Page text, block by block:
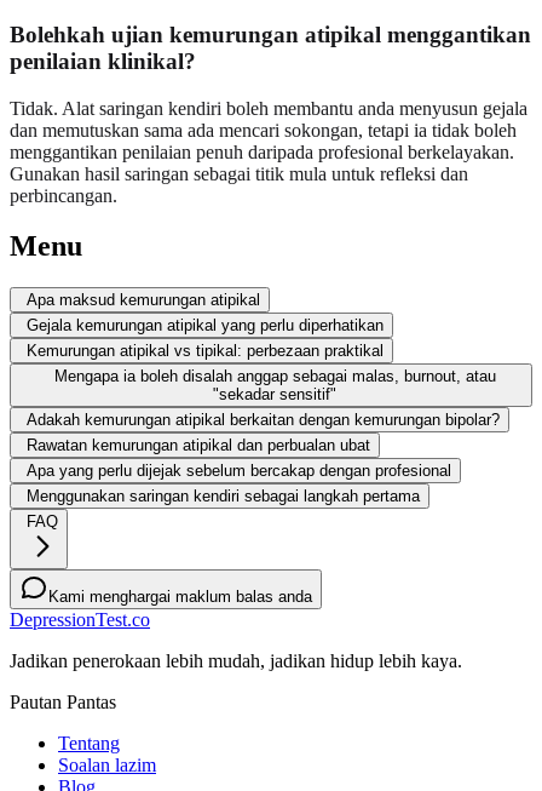
Bolehkah ujian kemurungan atipikal menggantikan
penilaian klinikal?
Tidak. Alat saringan kendiri boleh membantu anda menyusun gejala
dan memutuskan sama ada mencari sokongan, tetapi ia tidak boleh
menggantikan penilaian penuh daripada profesional berkelayakan.
Gunakan hasil saringan sebagai titik mula untuk refleksi dan
perbincangan.
Menu
Apa maksud kemurungan atipikal
Gejala kemurungan atipikal yang perlu diperhatikan
Kemurungan atipikal vs tipikal: perbezaan praktikal
Mengapa ia boleh disalah anggap sebagai malas, burnout, atau
"sekadar sensitif"
Adakah kemurungan atipikal berkaitan dengan kemurungan bipolar?
Rawatan kemurungan atipikal dan perbualan ubat
Apa yang perlu dijejak sebelum bercakap dengan profesional
Menggunakan saringan kendiri sebagai langkah pertama
FAQ
Kami menghargai maklum balas anda
DepressionTest.co
Jadikan penerokaan lebih mudah, jadikan hidup lebih kaya.
Pautan Pantas
Tentang
Soalan lazim